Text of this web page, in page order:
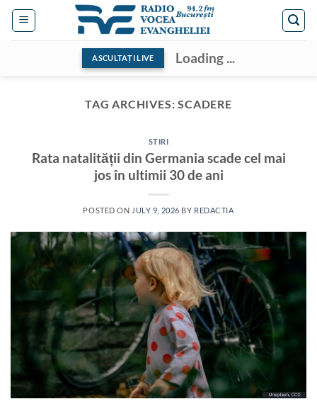
Skip
ASCULTAȚI LIVE Loading ...
TAG ARCHIVES:SCADERE
STIRI
Rata natalității din Germania scade cel mai
jos în ultimii 30 de ani
POSTED ON JULY 9, 2026 BY REDACTIA